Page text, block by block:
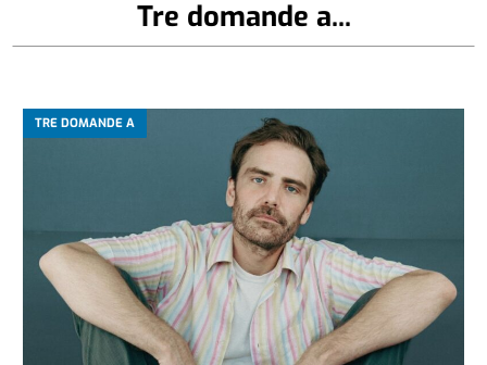
Tre domande a...
TRE DOMANDE A